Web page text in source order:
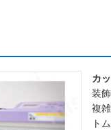
カ
装
複
ト